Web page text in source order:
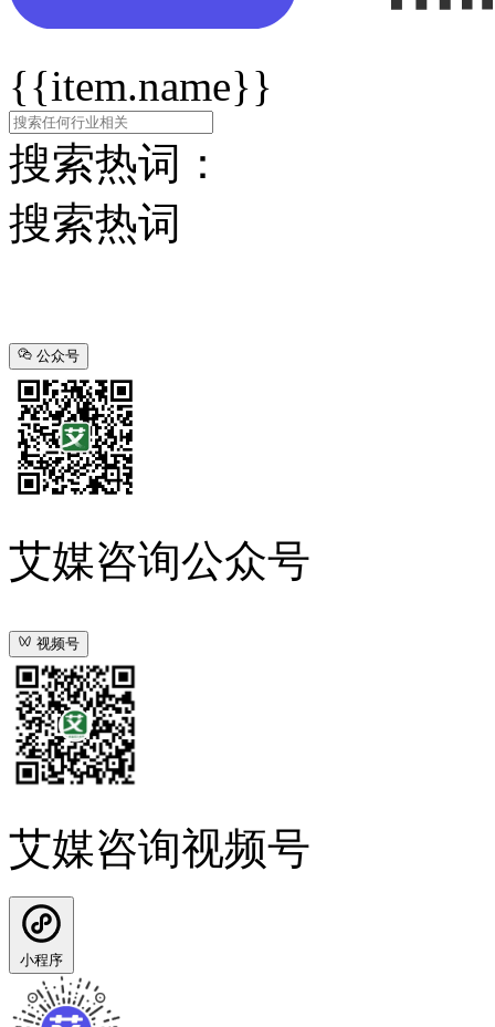
{{item.name}}
搜索热词：
搜索热词
公众号
艾媒咨询公众号
视频号
艾媒咨询视频号
小程序